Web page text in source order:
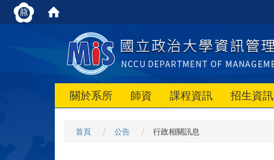
關於系所 師資 課程資訊 招生資訊
首頁 公告 行政相關訊息